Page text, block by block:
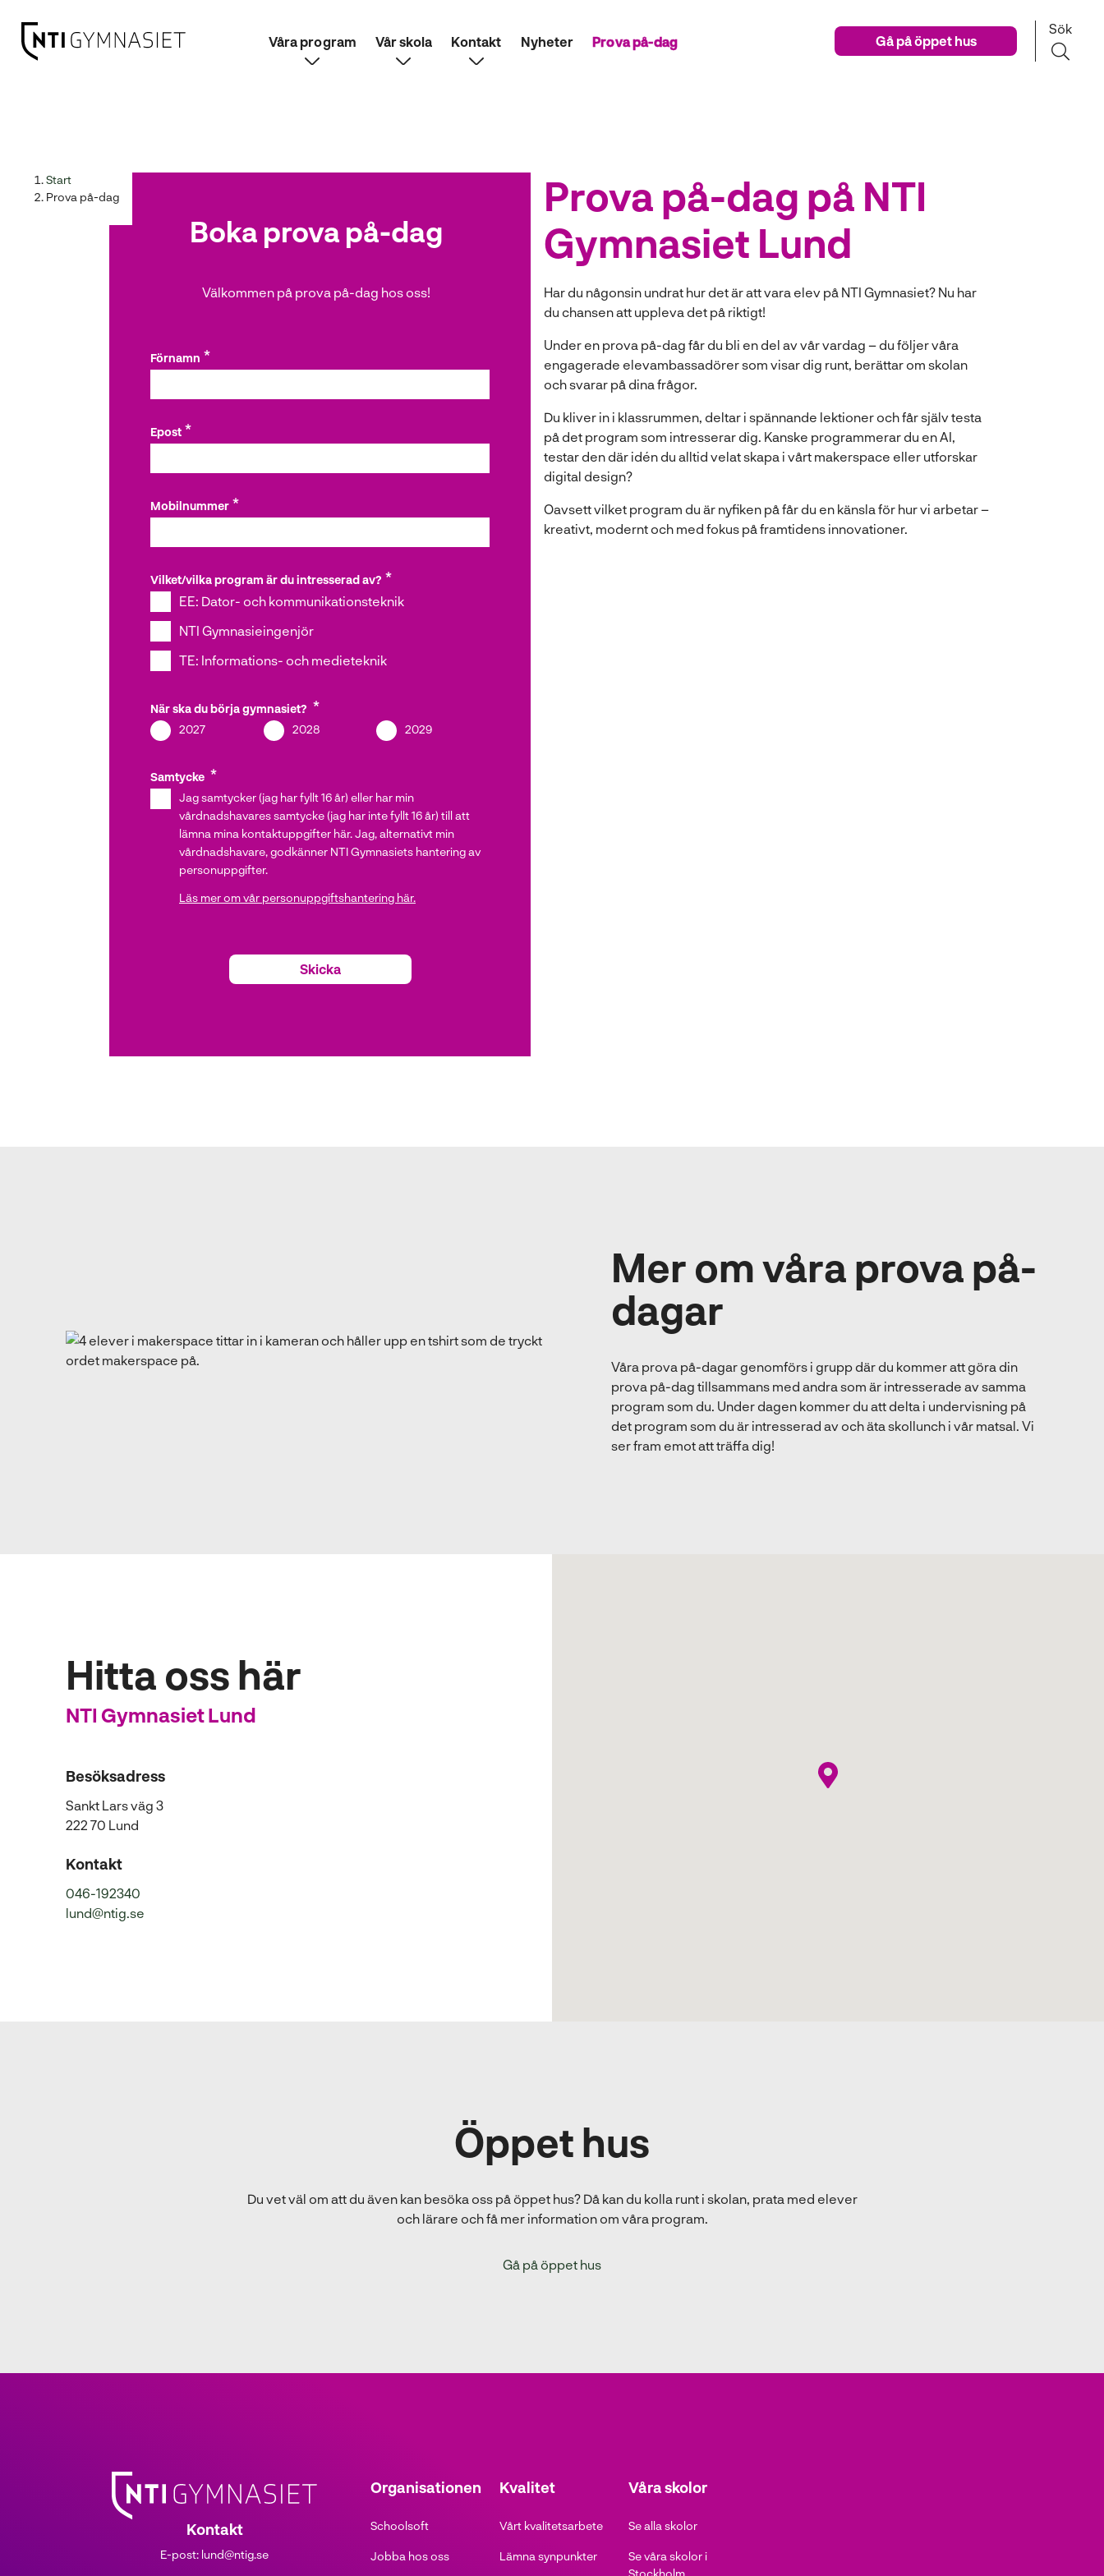
Gå på öppet hus
Sök
Våra program
Vår skola Kontakt Nyheter Prova på-dag
Start
Prova på-dag
Boka prova på-dag
Välkommen på prova på-dag hos oss!
Förnamn
Epost
Mobilnummer
Vilket/vilka program är du intresserad av?
EE: Dator- och kommunikationsteknik
NTI Gymnasieingenjör
TE: Informations- och medieteknik
När ska du börja gymnasiet?
2027
2028 2029
Samtycke
Jag samtycker (jag har fyllt 16 år) eller har min
vårdnadshavares samtycke (jag har inte fyllt 16 år) till att
lämna mina kontaktuppgifter här. Jag, alternativt min
vårdnadshavare, godkänner NTI Gymnasiets hantering av
personuppgifter.
Läs mer om vår personuppgiftshantering här.
Skicka
Prova på-dag på NTI
Gymnasiet Lund
Har du någonsin undrat hur det är att vara elev på NTI Gymnasiet? Nu har
du chansen att uppleva det på riktigt!
Under en prova på-dag får du bli en del av vår vardag – du följer våra
engagerade elevambassadörer som visar dig runt, berättar om skolan
och svarar på dina frågor.
Du kliver in i klassrummen, deltar i spännande lektioner och får själv testa
på det program som intresserar dig. Kanske programmerar du en AI,
testar den där idén du alltid velat skapa i vårt makerspace eller utforskar
digital design?
Oavsett vilket program du är nyfiken på får du en känsla för hur vi arbetar –
kreativt, modernt och med fokus på framtidens innovationer.
Mer om våra prova på-
dagar
Våra prova på-dagar genomförs i grupp där du kommer att göra din
prova på-dag tillsammans med andra som är intresserade av samma
program som du. Under dagen kommer du att delta i undervisning på
det program som du är intresserad av och äta skollunch i vår matsal. Vi
ser fram emot att träffa dig!
Hitta oss här
NTI Gymnasiet Lund
Besöksadress
Sankt Lars väg 3
222 70 Lund
Kontakt
046-192340
lund@ntig.se
Öppet hus
Du vet väl om att du även kan besöka oss på öppet hus? Då kan du kolla runt i skolan, prata med elever
och lärare och få mer information om våra program.
Gå på öppet hus
Kontakt
E-post: lund@ntig.se
Organisationen
Schoolsoft
Jobba hos oss
Kvalitet
Vårt kvalitetsarbete
Lämna synpunkter
Våra skolor
Se alla skolor
Se våra skolor i
Stockholm